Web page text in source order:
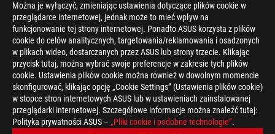
Można je wyłączyć, zmieniając ustawienia dotyczące plików cookie w
przeglądarce internetowej, jednak może to mieć wpływ na
funkcjonowanie tej strony internetowej. Ponadto ASUS korzysta z plików
cookie do celów analitycznych, targetowania/reklamowania i osadzonych
w plikach wideo, dostarczanych przez ASUS lub strony trzecie. Klikając
przycisk tutaj, można wybrać swoje preferencje w zakresie tych plików
cookie. Ustawienia plików cookie można również w dowolnym momencie
skonfigurować, klikając opcję „Cookie Settings” (Ustawienia plików cookie)
w stopce stron internetowych ASUS lub w ustawieniach zainstalowanej
przeglądarki internetowej. Szczegółowe informacje można znaleźć tutaj:
Polityka prywatności ASUS – „Pliki cookie i podobne technologie”.